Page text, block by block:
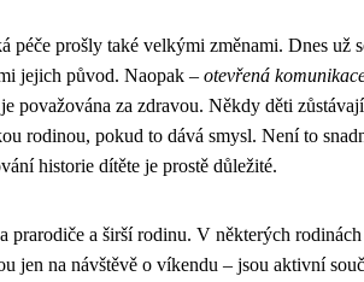
péče prošly také velkými změnami. Dnes už
jejich původ. Naopak – otevřená
považována za zdravou. Někdy děti
rodinou, pokud to dává smysl. Není to
historie dítěte je prostě důležité.
prarodiče a širší rodinu. V některých rodinách
jen na návštěvě o víkendu – jsou aktivní